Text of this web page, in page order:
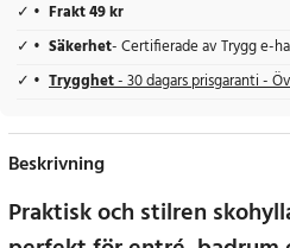
Frakt 49 kr
Säkerhet- Certifierade av Trygg e-
Trygghet- 30 dagars prisgaranti -
Beskrivning
Praktisk och stilren